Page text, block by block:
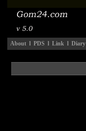
About l PDS l Link l Diary